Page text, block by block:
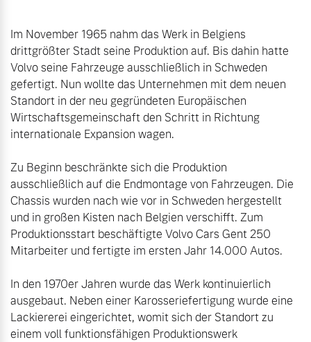
Im November 1965 nahm das Werk in Belgiens
drittgrößter Stadt seine Produktion auf. Bis dahin hatte
Volvo seine Fahrzeuge ausschließlich in Schweden
gefertigt. Nun wollte das Unternehmen mit dem neuen
Standort in der neu gegründeten Europäischen
Wirtschaftsgemeinschaft den Schritt in Richtung
internationale Expansion wagen.
Zu Beginn beschränkte sich die Produktion
ausschließlich auf die Endmontage von Fahrzeugen. Die
Chassis wurden nach wie vor in Schweden hergestellt
und in großen Kisten nach Belgien verschifft. Zum
Produktionsstart beschäftigte Volvo Cars Gent 250
Mitarbeiter und fertigte im ersten Jahr 14.000 Autos.
In den 1970er Jahren wurde das Werk kontinuierlich
ausgebaut. Neben einer Karosseriefertigung wurde eine
Lackiererei eingerichtet, womit sich der Standort zu
einem voll funktionsfähigen Produktionswerk